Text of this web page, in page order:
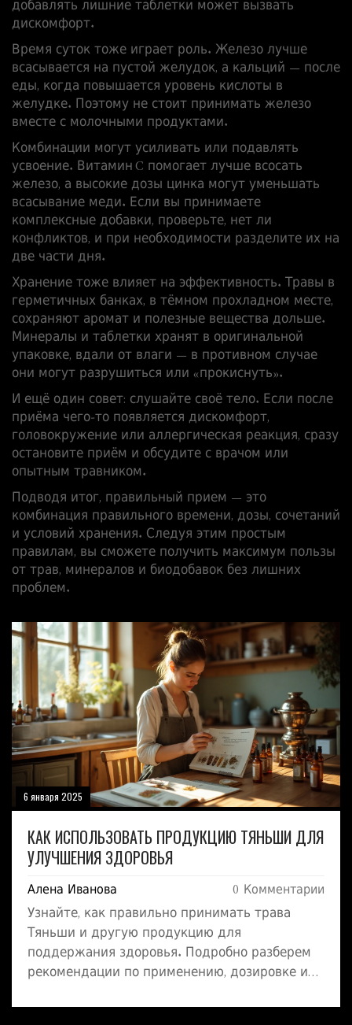
добавлять лишние таблетки может вызвать
дискомфорт.
Время суток тоже играет роль. Железо лучше
всасывается на пустой желудок, а кальций — после
еды, когда повышается уровень кислоты в
желудке. Поэтому не стоит принимать железо
вместе с молочными продуктами.
Комбинации могут усиливать или подавлять
усвоение. Витамин C помогает лучше всосать
железо, а высокие дозы цинка могут уменьшать
всасывание меди. Если вы принимаете
комплексные добавки, проверьте, нет ли
конфликтов, и при необходимости разделите их на
две части дня.
Хранение тоже влияет на эффективность. Травы в
герметичных банках, в тёмном прохладном месте,
сохраняют аромат и полезные вещества дольше.
Минералы и таблетки хранят в оригинальной
упаковке, вдали от влаги — в противном случае
они могут разрушиться или «прокиснуть».
И ещё один совет: слушайте своё тело. Если после
приёма чего‑то появляется дискомфорт,
головокружение или аллергическая реакция, сразу
остановите приём и обсудите с врачом или
опытным травником.
Подводя итог, правильный прием — это
комбинация правильного времени, дозы, сочетаний
и условий хранения. Следуя этим простым
правилам, вы сможете получить максимум пользы
от трав, минералов и биодобавок без лишних
проблем.
6 января 2025
КАК ИСПОЛЬЗОВАТЬ ПРОДУКЦИЮ ТЯНЬШИ ДЛЯ
УЛУЧШЕНИЯ ЗДОРОВЬЯ
Алена Иванова 0 Комментарии
Узнайте, как правильно принимать трава
Тяньши и другую продукцию для
поддержания здоровья. Подробно разберем
рекомендации по применению, дозировке и
советы и интересные факты помогут вам